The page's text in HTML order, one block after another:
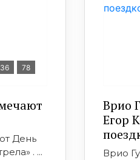
78
День
. ...
Врио
Егор
Врио